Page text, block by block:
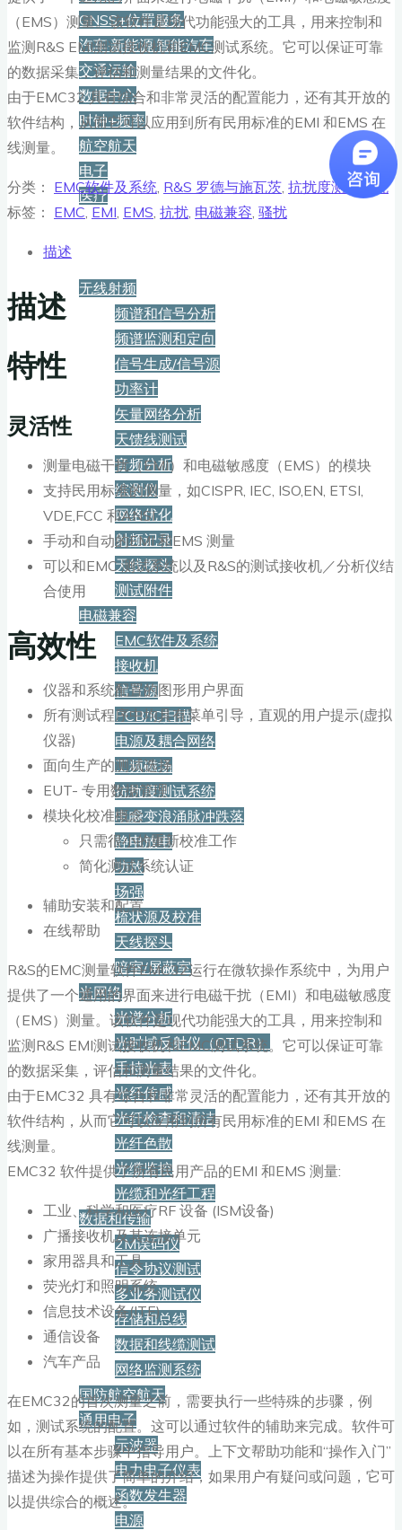
GNSS+位置服务
汽车·新能源·智能汽车
交通运输
数据中心
时钟+频率
航空航天
电子
医疗
产品
无线射频
频谱和信号分析
频谱监测和定向
信号生成/信号源
功率计
矢量网络分析
天馈线测试
音频分析
综测仪
网络优化
射频记录
天线探头
测试附件
电磁兼容
EMC软件及系统
接收机
信号源
PCB/IC扫描
电源及耦合网络
工频磁场
抗扰度测试系统
电瞬变浪涌脉冲跌落
静电放电
功放
场强
梳状源及校准
天线探头
暗室/屏蔽室
光网络
光谱分析
光时域反射仪（OTDR）
手持光表
光纤传感
光纤检查和清洁
光纤色散
光缆监控
光缆和光纤工程
数据和传输
2M误码仪
信令协议测试
多业务测试仪
存储和总线
数据和线缆测试
网络监测系统
国防航空航天
通用电子
示波器
电力电子仪表
函数发生器
电源
（EMS）测量。该软件是现代功能强大的工具，用来控制和
监测R&S EMI测试接收机和EMC测试系统。它可以保证可靠
的数据采集，评估和测量结果的文件化。
由于EMC32 具有综合和非常灵活的配置能力，还有其开放的
软件结构，从而它可以应用到所有民用标准的EMI 和EMS 在
线测量。
分类： EMC软件及系统 R&S 罗德与施瓦茨 抗扰度测试系统
标签： EMC EMI EMS 抗扰 电磁兼容 骚扰
描述
描述
特性
灵活性
测量电磁干扰（EMI）和电磁敏感度（EMS）的模块
支持民用标准的测量，如CISPR, IEC, ISO,EN, ETSI,
VDE,FCC 和ANSI
手动和自动的EMI 和EMS 测量
可以和EMC 测试系统以及R&S的测试接收机／分析仪结
合使用
高效性
仪器和系统配置的图形用户界面
所有测试程序中均具有菜单引导，直观的用户提示(虚拟
仪器)
面向生产的测试选择
EUT- 专用数据管理
模块化校准概念
只需很小的重新校准工作
简化测试系统认证
辅助安装和配置
在线帮助
R&S的EMC测量软件EMC32运行在微软操作系统中，为用户
提供了一个通用的界面来进行电磁干扰（EMI）和电磁敏感度
（EMS）测量。该软件是现代功能强大的工具，用来控制和
监测R&S EMI测试接收机和EMC测试系统。它可以保证可靠
的数据采集，评估和测量结果的文件化。
由于EMC32 具有综合和非常灵活的配置能力，还有其开放的
软件结构，从而它可以应用到所有民用标准的EMI 和EMS 在
线测量。
EMC32 软件提供了所有民用产品的EMI 和EMS 测量:
工业、科学和医疗RF 设备 (ISM设备)
广播接收机及其连接单元
家用器具和工具
荧光灯和照明系统
信息技术设备(ITE)
通信设备
汽车产品
在EMC32的首次测量之前，需要执行一些特殊的步骤，例
如，测试系统的配置。这可以通过软件的辅助来完成。软件可
以在所有基本步骤中指导用户。上下文帮助功能和“操作入门”
描述为操作提供了简单的介绍，如果用户有疑问或问题，它可
以提供综合的概述。